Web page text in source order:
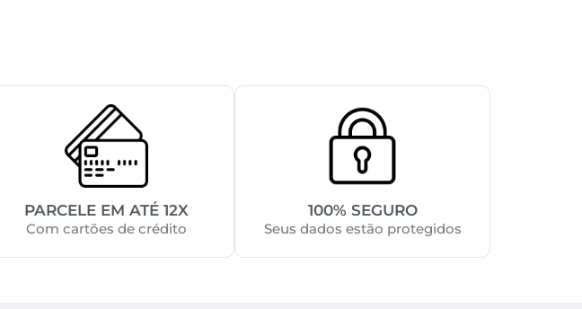
PARCELE EM ATÉ 12X
Com cartões de crédito
100% SEGURO
Seus dados estão protegidos